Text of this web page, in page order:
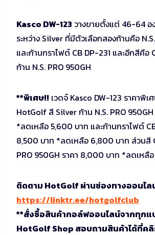
Kasco DW-123 วางขายตั้งแต่ 46-64 อ
ระหว่าง Silver ที่มีตัวเลือกสองก้านคือ
และก้านกราไฟต์ CB DP-231 และอีกสีคือ
ก้าน N.S. PRO 950GH
**พิเศษ!! เวดจ์ Kasco DW-123 ราคาพิเ
HotGolf สี Silver ก้าน N.S. PRO
*ลดเหลือ 5,600 บาท และก้านกราไฟต์
8,500 บาท *ลดเหลือ 6,800 บาท ส่วนสี
PRO 950GH ราคา 8,000 บาท *ลดเหลื
ติดตาม HotGolf ผ่านช่องทางออนไล
https://linktr.ee/hotgolfclub
**สั่งซื้อสินค้ากอล์ฟออนไลน์จากทุกแ
HotGolf Shop สอบถามสินค้าได้ที่ค